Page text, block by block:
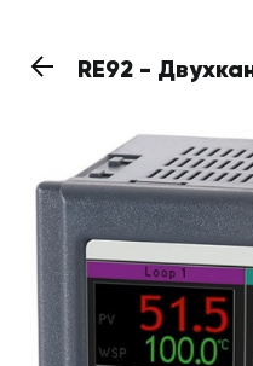
RE92 -